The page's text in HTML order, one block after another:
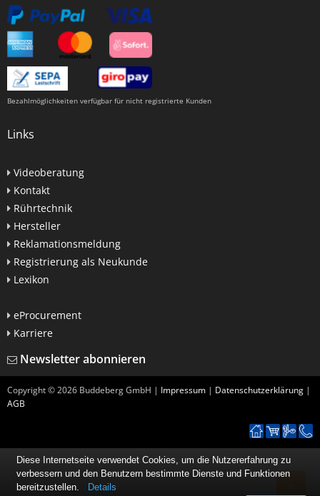
Bezahlmöglichkeiten verfügbar für nicht registrierte Kunden
Links
Videoberatung
Kontakt
Rührtechnik
Hersteller
Reklamationsmeldung
Registrierung als Neukunde
Lexikon
eProcurement
Karriere
Newsletter abonnieren
Copyright ©2026 Buddeberg GmbH | Impressum | Datenschutzerklärung |
AGB
Diese Internetseite verwendet Cookies, um die Nutzererfahrung zu
verbessern und den Benutzern bestimmte Dienste und Funktionen
bereitzustellen.
Details